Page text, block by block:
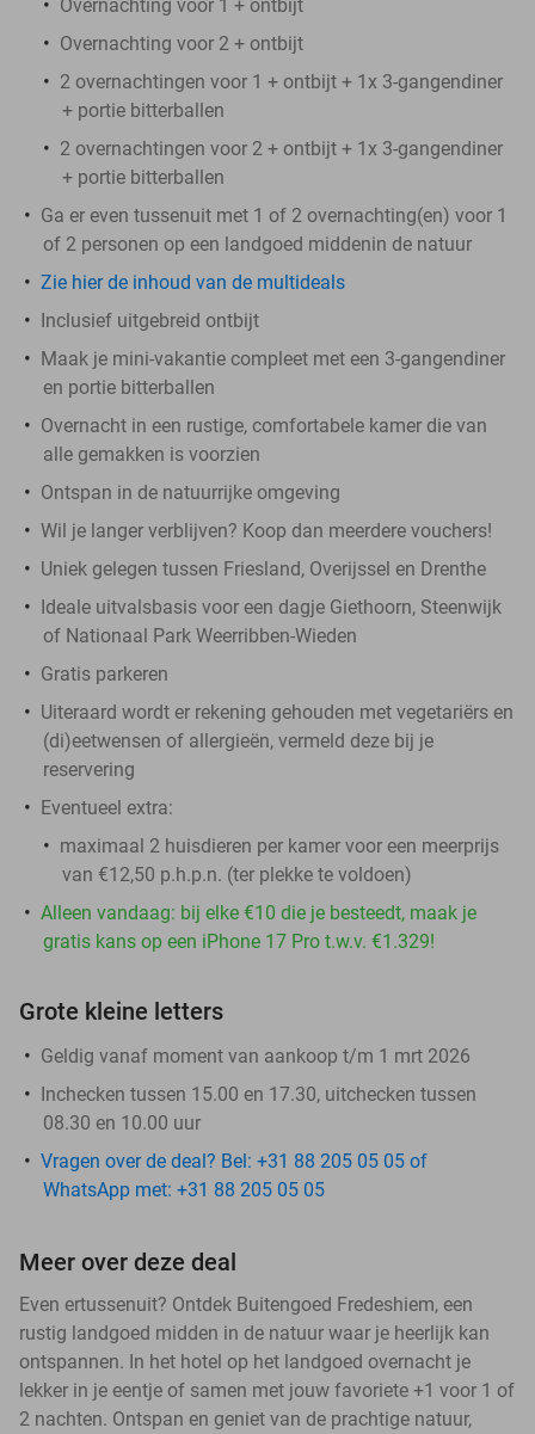
Overnachting voor 1 + ontbijt
Overnachting voor 2 + ontbijt
2 overnachtingen voor 1 + ontbijt + 1x 3-gangendiner
+ portie bitterballen
2 overnachtingen voor 2 + ontbijt + 1x 3-gangendiner
+ portie bitterballen
Ga er even tussenuit met 1 of 2 overnachting(en) voor 1
of 2 personen op een landgoed middenin de natuur
Zie hier de inhoud van de multideals
Inclusief uitgebreid ontbijt
Maak je mini-vakantie compleet met een 3-gangendiner
en portie bitterballen
Overnacht in een rustige, comfortabele kamer die van
alle gemakken is voorzien
Ontspan in de natuurrijke omgeving
Wil je langer verblijven? Koop dan meerdere vouchers!
Uniek gelegen tussen Friesland, Overijssel en Drenthe
Ideale uitvalsbasis voor een dagje Giethoorn, Steenwijk
of Nationaal Park Weerribben-Wieden
Gratis parkeren
Uiteraard wordt er rekening gehouden met vegetariërs en
(di)eetwensen of allergieën, vermeld deze bij je
reservering
Eventueel extra:
maximaal 2 huisdieren per kamer voor een meerprijs
van €12,50 p.h.p.n. (ter plekke te voldoen)
Alleen vandaag: bij elke €10 die je besteedt, maak je
gratis kans op een iPhone 17 Pro t.w.v. €1.329!
Grote kleine letters
Geldig vanaf moment van aankoop t/m 1 mrt 2026
Inchecken tussen 15.00 en 17.30, uitchecken tussen
08.30 en 10.00 uur
Vragen over de deal? Bel: +31 88 205 05 05 of
WhatsApp met: +31 88 205 05 05
Meer over deze deal
Even ertussenuit? Ontdek Buitengoed Fredeshiem, een
rustig landgoed midden in de natuur waar je heerlijk kan
ontspannen. In het hotel op het landgoed overnacht je
lekker in je eentje of samen met jouw favoriete +1 voor 1 of
2 nachten. Ontspan en geniet van de prachtige natuur,